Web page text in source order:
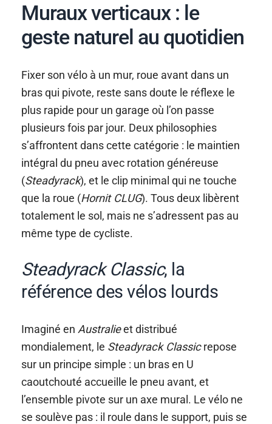
Muraux verticaux : le
geste naturel au quotidien
Fixer son vélo à un mur, roue avant dans un
bras qui pivote, reste sans doute le réflexe le
plus rapide pour un garage où l’on passe
plusieurs fois par jour. Deux philosophies
s’affrontent dans cette catégorie : le maintien
intégral du pneu avec rotation généreuse
(Steadyrack), et le clip minimal qui ne touche
que la roue (Hornit CLUG). Tous deux libèrent
totalement le sol, mais ne s’adressent pas au
même type de cycliste.
Steadyrack Classic, la
référence des vélos lourds
Imaginé en Australieet distribué
mondialement, le Steadyrack Classicrepose
sur un principe simple : un bras en U
caoutchouté accueille le pneu avant, et
l’ensemble pivote sur un axe mural. Le vélo ne
se soulève pas : il roule dans le support, puis se